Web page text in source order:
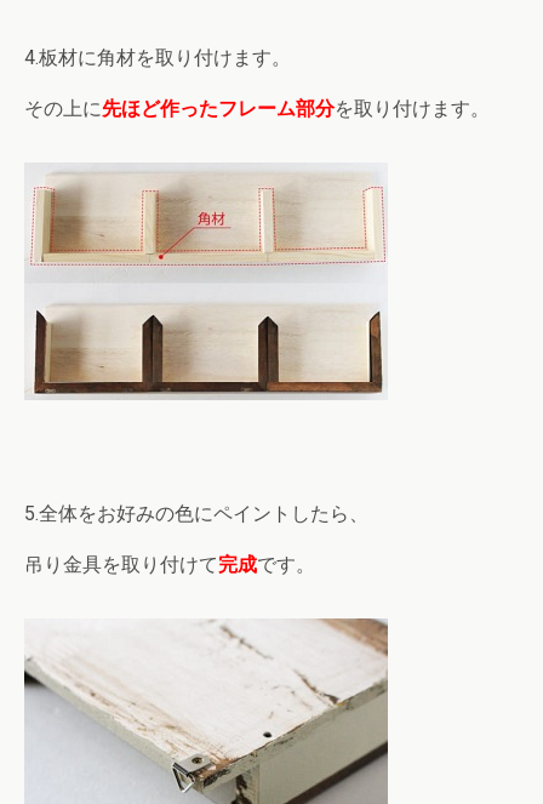
4.板材に角材を取り付けます。
その上に先ほど作ったフレーム部分を取り付けます。
5.全体をお好みの色にペイントしたら、
吊り金具を取り付けて完成です。